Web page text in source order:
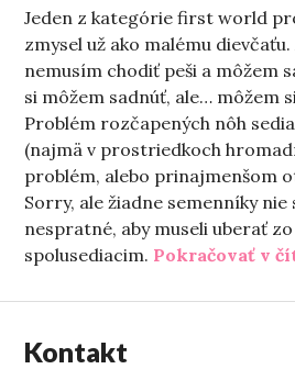
Jeden z kategórie first world
zmysel už ako malému
nemusím chodiť peši a môžem
si môžem sadnúť, ale… môžem
Problém rozčapených nôh
(najmä v prostriedkoch
problém, alebo prinajmenšom
Sorry, ale žiadne semenníky nie
nespratné, aby museli uberať
spolusediacim. Pokračovať v
Kontakt